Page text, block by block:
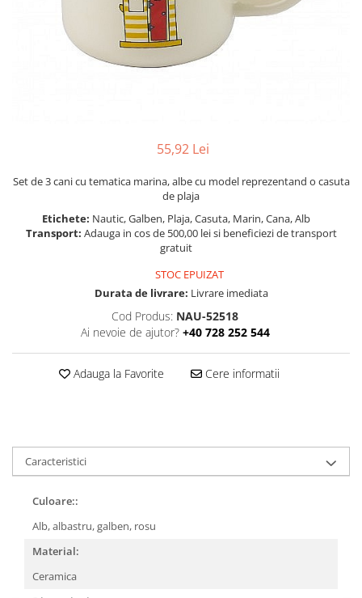
Barci, vapoare, ambarcatiuni
55,92 Lei
Set de 3 cani cu tematica marina, albe cu model reprezentand o casuta
de plaja
Etichete: Nautic, Galben, Plaja, Casuta, Marin, Cana, Alb
Transport: Adauga in cos de 500,00 lei si beneficiezi de transport
gratuit
STOC EPUIZAT
Durata de livrare: Livrare imediata
Cod Produs: NAU-52518
Ai nevoie de ajutor? +40 728 252 544
Adauga la Favorite Cere informatii
Caracteristici
Culoare::
Alb, albastru, galben, rosu
Material:
Ceramica